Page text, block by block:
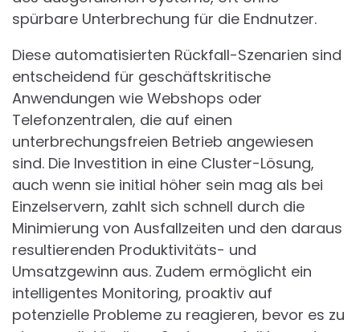
spürbare Unterbrechung für die Endnutzer.
Diese automatisierten Rückfall-Szenarien sind
entscheidend für geschäftskritische
Anwendungen wie Webshops oder
Telefonzentralen, die auf einen
unterbrechungsfreien Betrieb angewiesen
sind. Die Investition in eine Cluster-Lösung,
auch wenn sie initial höher sein mag als bei
Einzelservern, zahlt sich schnell durch die
Minimierung von Ausfallzeiten und den daraus
resultierenden Produktivitäts- und
Umsatzgewinn aus. Zudem ermöglicht ein
intelligentes Monitoring, proaktiv auf
potenzielle Probleme zu reagieren, bevor es zu